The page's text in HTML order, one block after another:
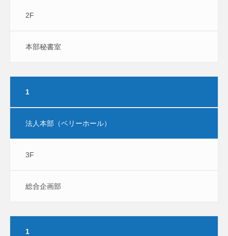
2F
本部秘書室
1
法人本部（ベリーホール）
3F
総合企画部
1